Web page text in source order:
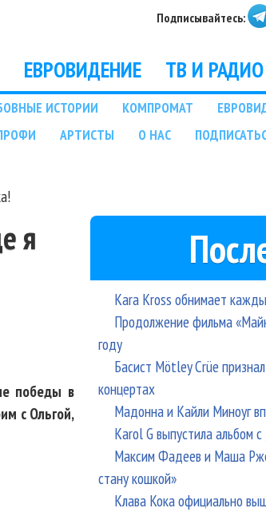
Подписывайтесь:
ЕВРОВИДЕНИЕ ТВ И РАДИО
ИСТОРИИ КОМПРОМАТ
АРТИСТЫ О НАС
я
победы в
с Ольгой,
Kara Kross обнимает
Продолжение фильма
году
Басист Mötley Crüe
концертах
Мадонна и Кайли Миноуг
Karol G выпустила альбом
Максим Фадеев и Маша
стану кошкой»
Клава Кока официально